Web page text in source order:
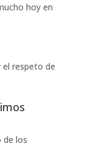
hoy en
el respeto de
de los